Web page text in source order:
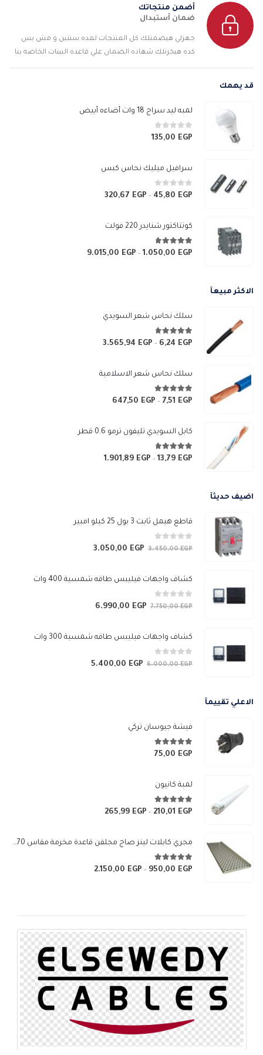
أضمن منتجاتك
ضمان أستبدال
جهزلي هيضمنلك كل المنتجات لمده سنتين و مش بس
كده هيخزنلك شهاده الضمان علي قاعده البينات الخاصه بنا
قد يهمك
لمبه ليد سراج 18 وات أضاءه أبيض
0من 5135,00 EGP
سرافيل ميليك نحاس كبس
0من 545,80 EGP
–
320,67 EGP
نطاق
خلال
كونتاكتور شنايدر 220 فولت
4.67 من 5
1.050,00 EGP
–
9.015,00 EGP
الاكثر مبيعآ
سلك نحاس شعر السويدي
4.67 من 5
6,24 EGP
–
3.565,94 EGP
نطاق
منسلك نحاس شعر الاسلامية
4.83 من 5
7,51 EGP
–
647,50 EGP
من
خلال
كابل السويدي تليفون ترمو 0.6 قطر
4.67 من 5
13,79 EGP
–
1.901,89 EGP
اضيف حديثآ
قاطع هيمل ثابت 3 بول 25 كيلو امبير
0 من 53.450,00EGP
السعر
هو:
3.050,00 EGP
السعر
هو:
كشاف واجهات فيليبس طاقه شمسية 400 وات
0 من 57.750,00EGP
السعر
هو:
6.990,00 EGP
هو:
كشاف واجهات فيليبس طاقه شمسية 300 وات
0 من 56.000,00EGP
السعر5.400,00 EGP
السعر
الاعلي تقييمآ
فيشة جيوسان تركي
5.00 من 5
75,00 EGP
لمبة كانيون
5.00 من 5
210,01 EGP
–
265,99 EGP
من
خلال
مجري كابلات لينز صاج مجلفن قاعدة مخرمة مقاس 70×10 سم
5.00 من 5
950,00 EGP
–
2.150,00 EGP